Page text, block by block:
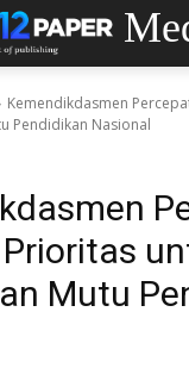
Kemendikdasmen
Pendidikan Nasional
Mutu